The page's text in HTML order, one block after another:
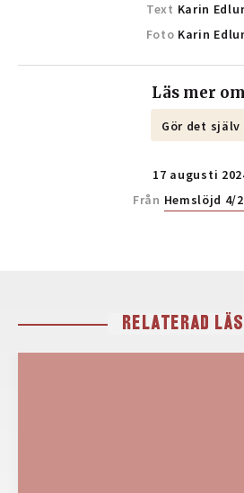
Text Karin
Foto Karin
Läs mer
Gör det själv
17 augusti
Från Hemslöjd 4/
RELATERAD